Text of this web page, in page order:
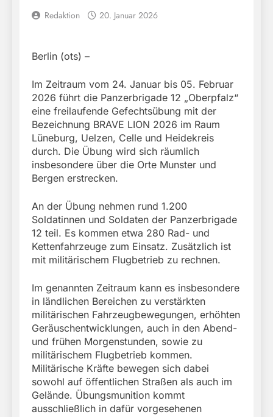
Redaktion 20. Januar 2026
Berlin (ots) –
Im Zeitraum vom 24. Januar bis 05. Februar
2026 führt die Panzerbrigade 12 „Oberpfalz“
eine freilaufende Gefechtsübung mit der
Bezeichnung BRAVE LION 2026 im Raum
Lüneburg, Uelzen, Celle und Heidekreis
durch. Die Übung wird sich räumlich
insbesondere über die Orte Munster und
Bergen erstrecken.
An der Übung nehmen rund 1.200
Soldatinnen und Soldaten der Panzerbrigade
12 teil. Es kommen etwa 280 Rad- und
Kettenfahrzeuge zum Einsatz. Zusätzlich ist
mit militärischem Flugbetrieb zu rechnen.
Im genannten Zeitraum kann es insbesondere
in ländlichen Bereichen zu verstärkten
militärischen Fahrzeugbewegungen, erhöhten
Geräuschentwicklungen, auch in den Abend-
und frühen Morgenstunden, sowie zu
militärischem Flugbetrieb kommen.
Militärische Kräfte bewegen sich dabei
sowohl auf öffentlichen Straßen als auch im
Gelände. Übungsmunition kommt
ausschließlich in dafür vorgesehenen